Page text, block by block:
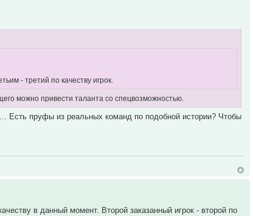
- третий по качеству игрок.
можно привести таланта со спецвозможностью.
Есть пруфы из реальных команд по подобной истории? Чтобы
в данный момент. Второй заказанный игрок - второй по